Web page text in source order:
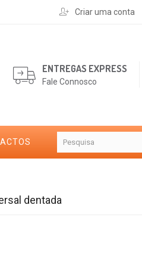
Criar uma conta
ENTREGAS EXPRESS
Fale Connosco
dentada